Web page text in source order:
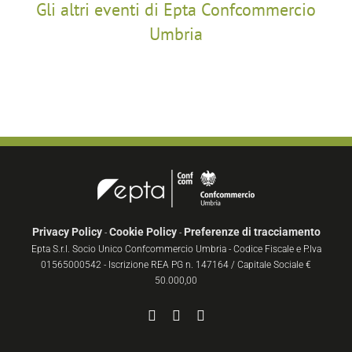
Gli altri eventi di Epta Confcommercio
Umbria
Privacy Policy- Cookie Policy- Preferenze di tracciamento
Epta S.r.l. Socio Unico Confcommercio Umbria - Codice Fiscale e P.Iva
01565000542 - Iscrizione REA PG n. 147164 / Capitale Sociale €
50.000,00
FacebookYouTube